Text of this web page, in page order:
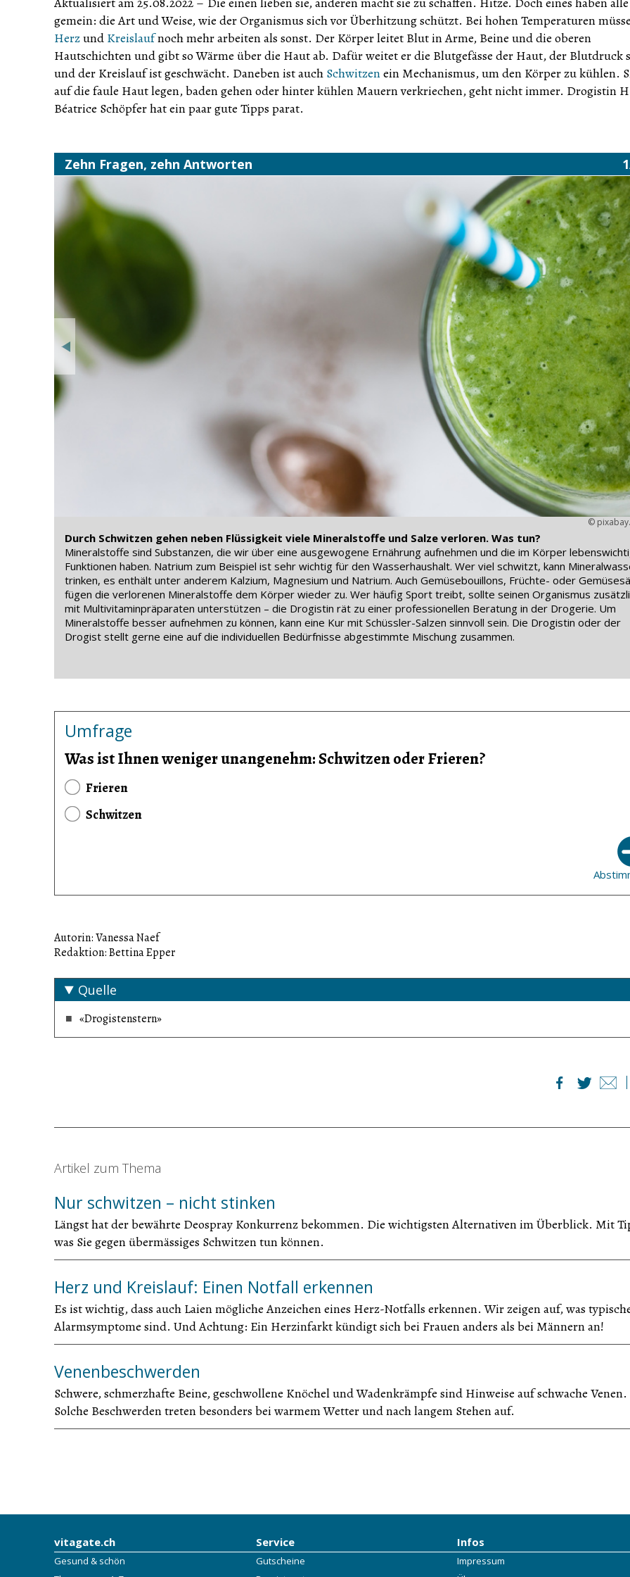
gemein: die Art und Weise, wie der Organismus sich vor Überhitzung schützt. Bei hohen Temperaturen
Herzund Kreislaufnoch mehr arbeiten als sonst. Der Körper leitet Blut in Arme, Beine und die oberen
Hautschichten und gibt so Wärme über die Haut ab. Dafür weitet er die Blutgefässe der Haut, der Blutdruck
und der Kreislauf ist geschwächt. Daneben ist auch Schwitzenein Mechanismus, um den Körper zu kühlen.
auf die faule Haut legen, baden gehen oder hinter kühlen Mauern verkriechen, geht nicht immer. Drogistin
Béatrice Schöpfer hat ein paar gute Tipps parat.
Zehn Fragen, zehn Antworten
©
Durch Schwitzen gehen neben Flüssigkeit viele Mineralstoffe und Salze verloren. Was tun?
Mineralstoffe sind Substanzen, die wir über eine ausgewogene Ernährung aufnehmen und die im Körper
Funktionen haben. Natrium zum Beispiel ist sehr wichtig für den Wasserhaushalt. Wer viel schwitzt, kann
trinken, es enthält unter anderem Kalzium, Magnesium und Natrium. Auch Gemüsebouillons, Früchte- oder
fügen die verlorenen Mineralstoffe dem Körper wieder zu. Wer häufig Sport treibt, sollte seinen Organismus
mit Multivitaminpräparaten unterstützen – die Drogistin rät zu einer professionellen Beratung in der Drogerie. Um
Mineralstoffe besser aufnehmen zu können, kann eine Kur mit Schüssler-Salzen sinnvoll sein. Die Drogistin oder der
Drogist stellt gerne eine auf die individuellen Bedürfnisse abgestimmte Mischung zusammen.
Umfrage
Was ist Ihnen weniger unangenehm: Schwitzen oder Frieren?
Frieren
Schwitzen
Autorin: Vanessa Naef
Redaktion: Bettina Epper
Quelle
«Drogistenstern»
Artikel zum Thema
Nur schwitzen – nicht stinken
Längst hat der bewährte Deospray Konkurrenz bekommen. Die wichtigsten Alternativen im Überblick. Mit
was Sie gegen übermässiges Schwitzen tun können.
Herz und Kreislauf: Einen Notfall erkennen
Es ist wichtig, dass auch Laien mögliche Anzeichen eines Herz-Notfalls erkennen. Wir zeigen auf, was
Alarmsymptome sind. Und Achtung: Ein Herzinfarkt kündigt sich bei Frauen anders als bei Männern an!
Venenbeschwerden
Schwere, schmerzhafte Beine, geschwollene Knöchel und Wadenkrämpfe sind Hinweise auf schwache Venen.
Solche Beschwerden treten besonders bei warmem Wetter und nach langem Stehen auf.
vitagate.ch
Gesund & schön
Service
Gutscheine
Infos
Impressum